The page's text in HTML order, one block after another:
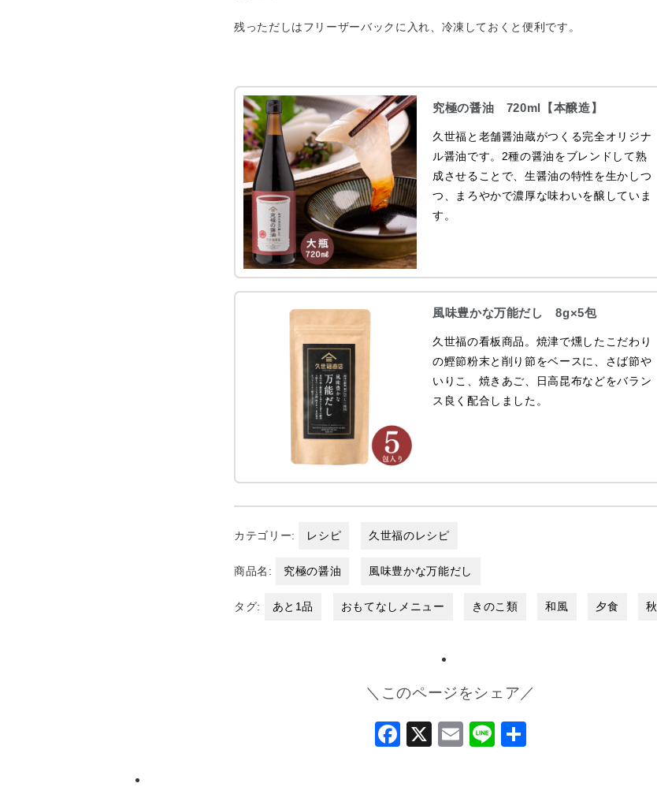
残っただしはフリーザーバックに入れ、冷凍しておくと便利です。
究極の醤油 720ml【本醸造】
久世福と老舗醤油蔵がつくる完全オリジナ
ル醤油です。2種の醤油をブレンドして熟
成させることで、生醤油の特性を生かしつ
つ、まろやかで濃厚な味わいを醸していま
す。
風味豊かな万能だし 8g×5包
久世福の看板商品。焼津で燻したこだわり
の鰹節粉末と削り節をベースに、さば節や
いりこ、焼きあご、日高昆布などをバラン
ス良く配合しました。
カテゴリー: レシピ 久世福のレシピ
商品名: 究極の醤油 風味豊かな万能だし
タグ: あと1品 おもてなしメニュー きのこ類 和風 夕食 秋
＼このページをシェア／
Facebook
X Email
Line